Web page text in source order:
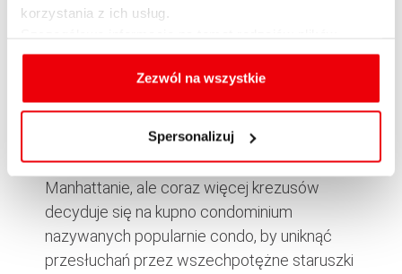
korzystania z ich usług.
cookies, celu i sposobu korzystania z nich przez nas
oraz zmiany ustawień plików cookies a także ich
usuwania z przeglądarki internetowej, znajdują się
Zezwól na wszystkie
Spersonalizuj
w tym wszystkim chodzi – uśmiecha się z
zadawać takie naiwne pytanie. – Ludzie,
nawet najbogatsi, są tylko ludźmi.
Co-opy stanowią wciąż 80 proc. kamienic na
Manhattanie, ale coraz więcej krezusów
decyduje się na kupno condominium
nazywanych popularnie condo, by uniknąć
przesłuchań przez wszechpotężne staruszki